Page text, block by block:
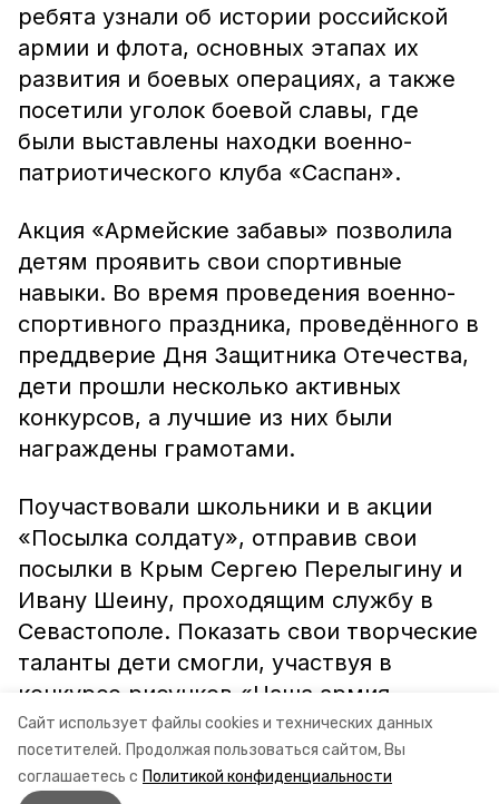
Сайт использует файлы cookies и технических данных
посетителей. Продолжая пользоваться сайтом, Вы
соглашаетесь с Политикой конфиденциальности
ребята узнали об истории российской
армии и флота, основных этапах их
развития и боевых операциях, а также
посетили уголок боевой славы, где
были выставлены находки военно-
патриотического клуба «Саспан».
Акция «Армейские забавы» позволила
детям проявить свои спортивные
навыки. Во время проведения военно-
спортивного праздника, проведённого в
преддверие Дня Защитника Отечества,
дети прошли несколько активных
конкурсов, а лучшие из них были
награждены грамотами.
Поучаствовали школьники и в акции
«Посылка солдату», отправив свои
посылки в Крым Сергею Перелыгину и
Ивану Шеину, проходящим службу в
Севастополе. Показать свои творческие
таланты дети смогли, участвуя в
конкурсе рисунков «Наша армия
родная», и конкурсе военных песен,
поделок и мини-сочинений «Мой
прадедушка».